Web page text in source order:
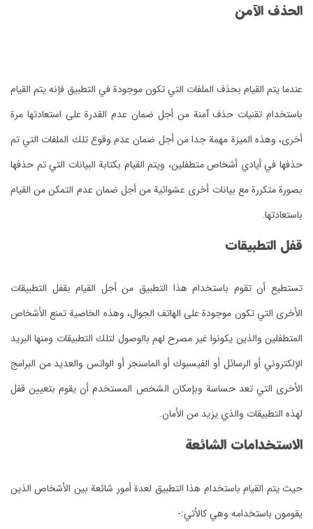
الحذف الآمن
عندما يتم القيام بحذف الملفات التي تكون موجودة في التطبيق فإنه يتم القيام
باستخدام تقنيات حذف آمنة من أجل ضمان عدم القدرة على استعادتها مرة
أخرى، وهذه الميزة مهمة جدا من أجل ضمان عدم وقوع تلك الملفات التي تم
حذفها في أيادي أشخاص متطفلين، ويتم القيام بكتابة البيانات التي تم حذفها
بصورة متكررة مع بيانات أخرى عشوائية من أجل ضمان عدم التمكن من القيام
باستعادتها.
قفل التطبيقات
تستطيع أن تقوم باستخدام هذا التطبيق من أجل القيام بقفل التطبيقات
الأخرى التي تكون موجودة على الهاتف الجوال، وهذه الخاصية تمنع الأشخاص
المتطفلين والذين يكونوا غير مصرح لهم بالوصول لتلك التطبيقات ومنها البريد
الإلكتروني أو الرسائل أو الفيسبوك أو الماسنجر أو الواتس والعديد من البرامج
الأخرى التي تعد حساسة وبإمكان الشخص المستخدم أن يقوم بتعيين قفل
لهذه التطبيقات والذي يزيد من الأمان.
الاستخدامات الشائعة
حيث يتم القيام باستخدام هذا التطبيق لعدة أمور شائعة بين الأشخاص الذين
يقومون باستخدامه وهي كالأتي:-